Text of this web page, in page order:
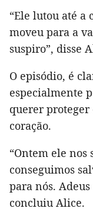
“Ele lutou até a
moveu para a
suspiro”, disse
O episódio, é
especialmente
querer proteger
coração.
“Ontem ele
conseguimos
para nós. Adeus
concluiu Alice.